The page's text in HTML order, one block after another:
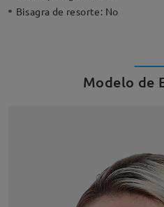
Bisagra de resorte: No
Modelo de